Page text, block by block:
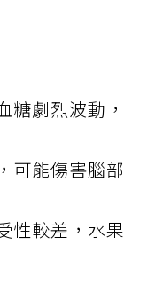
糖劇烈波動，
可能傷害腦部
性較差，水果